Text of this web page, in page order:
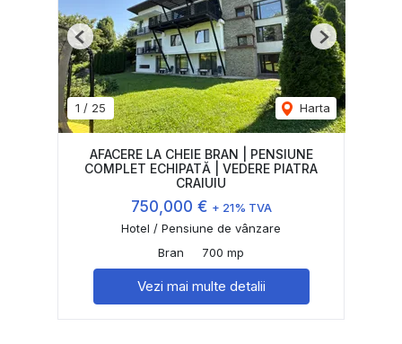
1 / 25 Harta
Previous Next
AFACERE LA CHEIE BRAN | PENSIUNE
COMPLET ECHIPATĂ | VEDERE PIATRA
CRAIUlU
750,000 € + 21% TVA
Hotel / Pensiune de vânzare
Bran
700 mp
Vezi mai multe detalii